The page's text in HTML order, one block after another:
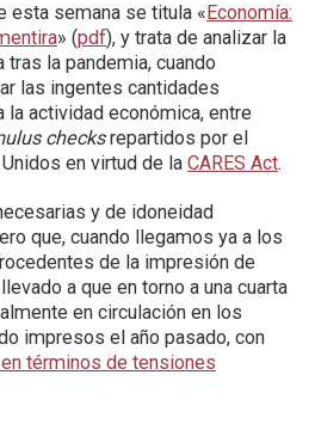
esta semana se titula « Economía:
» (pdf), y trata de analizar la
la pandemia, cuando
las ingentes cantidades
la actividad económica, entre
checksrepartidos por el
en virtud de la CARES Act.
y de idoneidad
que, cuando llegamos ya a los
de la impresión de
a que en torno a una cuarta
en circulación en los
impresos el año pasado, con
términos de tensiones